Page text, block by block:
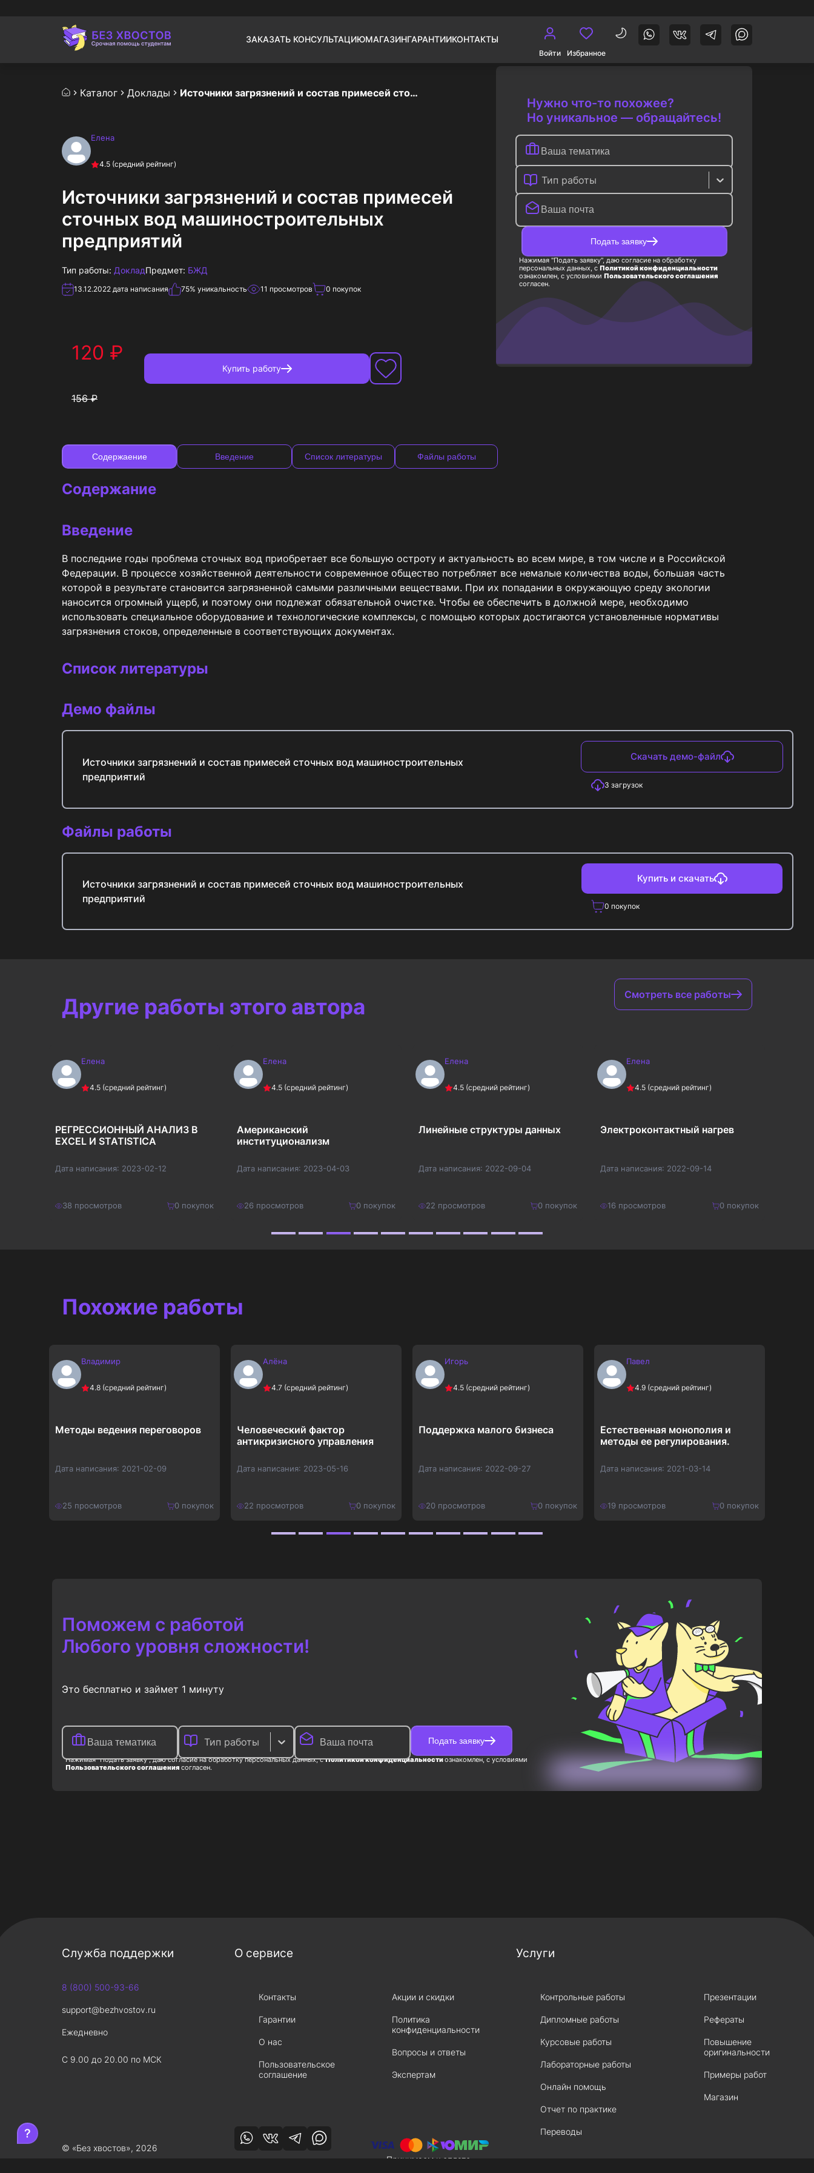
ЗАКАЗАТЬ КОНСУЛЬТАЦИЮМАГАЗИНГАРАНТИИКОНТАКТЫ
Войти Избранное
Каталог Доклады Источники загрязнений и состав примесей сточных вод машиностроительных предприятий
Елена
4.5 (средний рейтинг)
Источники загрязнений и состав примесей
сточных вод машиностроительных
предприятий
Тип работы: ДокладПредмет: БЖД
13.12.2022 дата написания 75% уникальность 11 просмотров 0 покупок
120 ₽
156₽
Купить работу
Нужно что-то похожее?
Но уникальное — обращайтесь!
Тип работы
Подать заявку
Нажимая "Подать заявку", даю согласие на обработку
персональных данных, с Политикой конфиденциальности
ознакомлен, с условиями Пользовательского соглашения
согласен.
Содержаение Введение Список литературы Файлы работы
Содержание
Введение
В последние годы проблема сточных вод приобретает все большую остроту и актуальность во всем мире, в том числе и в Российской
Федерации. В процессе хозяйственной деятельности современное общество потребляет все немалые количества воды, большая часть
которой в результате становится загрязненной самыми различными веществами. При их попадании в окружающую среду экологии
наносится огромный ущерб, и поэтому они подлежат обязательной очистке. Чтобы ее обеспечить в должной мере, необходимо
использовать специальное оборудование и технологические комплексы, с помощью которых достигаются установленные нормативы
загрязнения стоков, определенные в соответствующих документах.
Список литературы
Демо файлы
Источники загрязнений и состав примесей сточных вод машиностроительных
предприятий
Скачать демо-файл
3 загрузок
Файлы работы
Источники загрязнений и состав примесей сточных вод машиностроительных
предприятий
Купить и скачать
0 покупок
Другие работы этого автора Смотреть все работы
Елена
4.5 (средний рейтинг)
РЕГРЕССИОННЫЙ АНАЛИЗ В
EXCEL И STATISTICA
Дата написания: 2023-02-12
38 просмотров 0 покупок
Елена
4.5 (средний рейтинг)
Американский
институционализм
Дата написания: 2023-04-03
26 просмотров 0 покупок
Елена
4.5 (средний рейтинг)
Линейные структуры данных
Дата написания: 2022-09-04
22 просмотров 0 покупок
Елена
4.5 (средний рейтинг)
Электроконтактный нагрев
Дата написания: 2022-09-14
16 просмотров 0 покупок
Похожие работы
Владимир
4.8 (средний рейтинг)
Методы ведения переговоров
Дата написания: 2021-02-09
25 просмотров 0 покупок
Алёна
4.7 (средний рейтинг)
Человеческий фактор
антикризисного управления
Дата написания: 2023-05-16
22 просмотров 0 покупок
Игорь
4.5 (средний рейтинг)
Поддержка малого бизнеса
Дата написания: 2022-09-27
20 просмотров 0 покупок
Павел
4.9 (средний рейтинг)
Естественная монополия и
методы ее регулирования.
Дата написания: 2021-03-14
19 просмотров 0 покупок
Поможем с работой
Любого уровня сложности!
Это бесплатно и займет 1 минуту
Тип работы Подать заявку
Нажимая "Подать заявку", даю согласие на обработку персональных данных, с Политикой конфиденциальностиознакомлен, с условиями
Пользовательского соглашения согласен.
Служба поддержки
8 (800) 500-93-66
support@bezhvostov.ru
Ежедневно
С 9.00 до 20.00 по МСК
© «Без хвостов», 2026
О сервисе
Контакты
Гарантии
О нас
Пользовательское
соглашение
Акции и скидки
Политика
конфиденциальности
Вопросы и ответы
Экспертам
Принимаем к оплате
Услуги
Контрольные работы
Дипломные работы
Курсовые работы
Лабораторные работы
Онлайн помощь
Отчет по практике
Переводы
Презентации
Рефераты
Повышение
оригинальности
Примеры работ
Магазин